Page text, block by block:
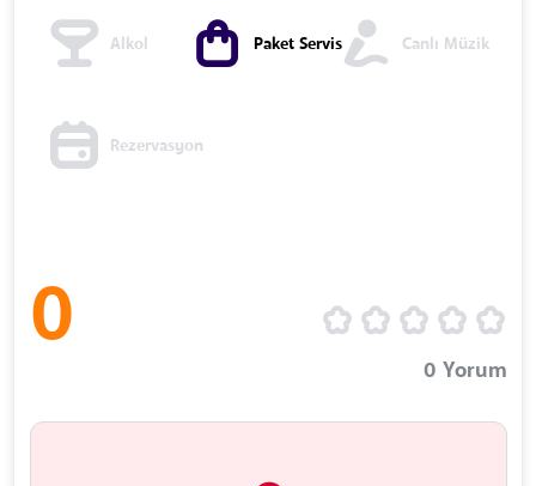
Alkol Paket Servis Canlı Müzik
Rezervasyon
0
0 Yorum